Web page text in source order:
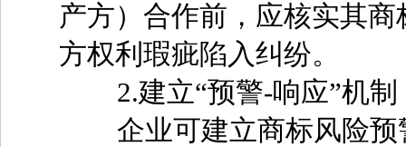
产方）合作前，应核实其
方权利瑕疵陷入纠纷。
2.建立“预警-响应”机制
企业可建立商标风险预